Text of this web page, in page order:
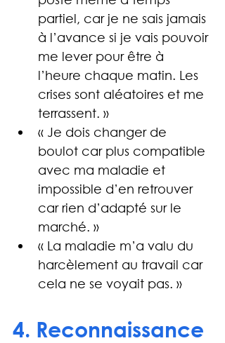
partiel, car je ne sais jamais
à l’avance si je vais pouvoir
me lever pour être à
l’heure chaque matin. Les
crises sont aléatoires et me
terrassent. »
« Je dois changer de
boulot car plus compatible
avec ma maladie et
impossible d’en retrouver
car rien d’adapté sur le
marché. »
« La maladie m’a valu du
harcèlement au travail car
cela ne se voyait pas. »
4. Reconnaissance